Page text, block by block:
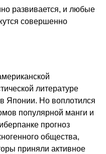
развивается, и любые
совершенно
литературе
Японии. Но воплотился
популярной манги и
прогноз
общества,
приняли активное